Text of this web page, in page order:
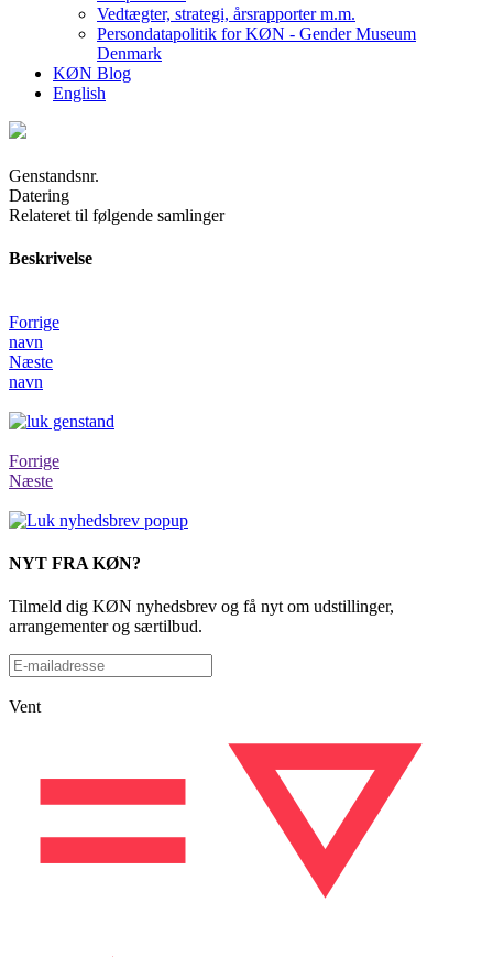
Vedtægter, strategi, årsrapporter m.m.
Persondatapolitik for KØN - Gender Museum
Denmark
KØN Blog
English
Genstandsnr.
Datering
Relateret til følgende samlinger
Beskrivelse
Forrige
navn
Næste
navn
Forrige
Næste
NYT FRA KØN?
Tilmeld dig KØN nyhedsbrev og få nyt om udstillinger,
arrangementer og særtilbud.
Vent